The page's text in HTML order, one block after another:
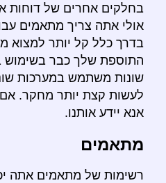
בחלקים אחרים של דוחות
אולי אתה צריך מתאמים
בדרך כלל קל יותר למצוא
התוספת שלך כבר בשימוש
שונות משתמש במערכות
לעשות קצת יותר מחקר.
אנא יידע אותנו.
מתאמים
רשימות של מתאמים אתה